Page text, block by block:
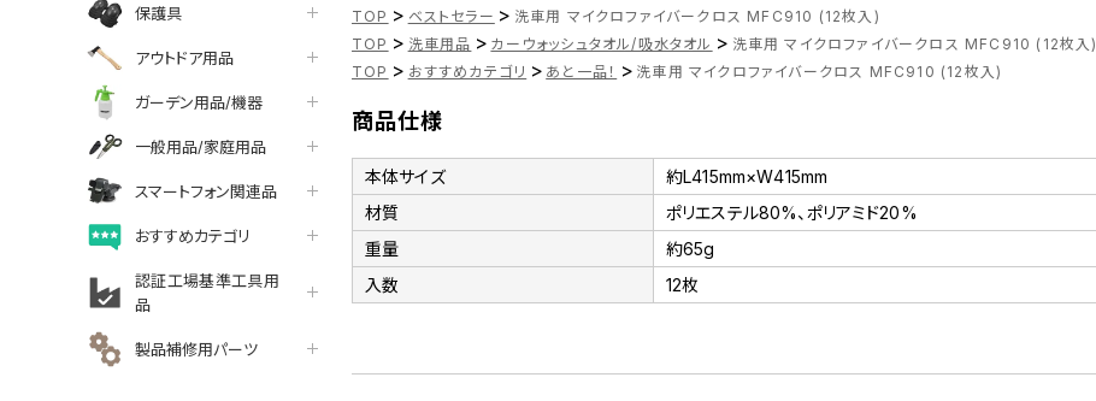
保護具
アウトドア用品
ガーデン用品/機器
一般用品/家庭用品
スマートフォン関連品
おすすめカテゴリ
認証工場基準工具用
品
製品補修用パーツ
TOP > ベストセラー > 洗車用 マイクロファイバークロス MFC910 (12枚入)
TOP > 洗車用品 > カーウォッシュタオル/吸水タオル > 洗車用 マイクロファイバークロス MFC910 (12枚入)
TOP > おすすめカテゴリ > あと一品！ > 洗車用 マイクロファイバークロス MFC910 (12枚入)
商品仕様
本体サイズ
約L415mm×W415mm
材質
ポリエステル80%、ポリアミド20%
重量
約65g
入数
12枚